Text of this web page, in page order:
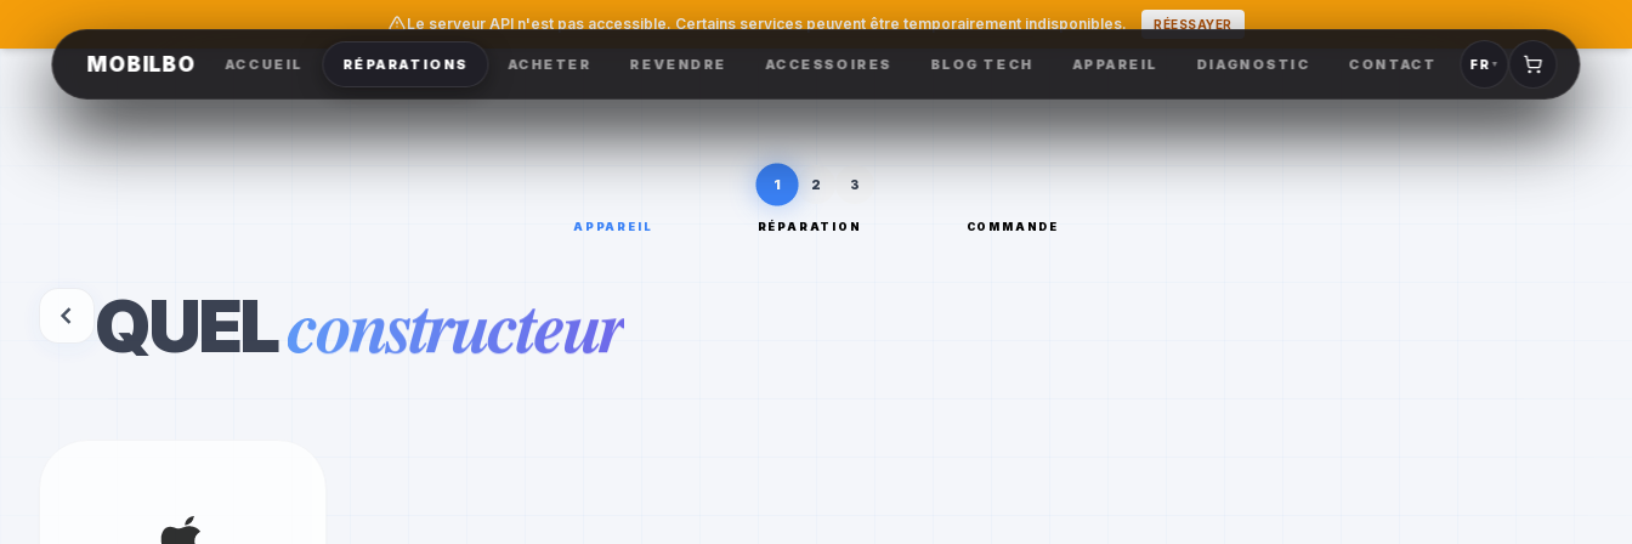
MOBILBO ACCUEIL RÉPARATIONS ACHETER REVENDRE ACCESSOIRES BLOG TECH APPAREIL DIAGNOSTIC CONTACT FR ▼
Le serveur API n'est pas accessible. Certains services peuvent être temporairement indisponibles. RÉESSAYER
1 2 3
APPAREIL RÉPARATION COMMANDE
QUELconstructeur